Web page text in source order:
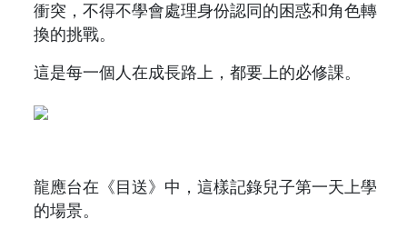
衝突，不得不學會處理身份認同的困惑和角色轉
換的挑戰。
這是每一個人在成長路上，都要上的必修課。
龍應台在《目送》中，這樣記錄兒子第一天上學
的場景。